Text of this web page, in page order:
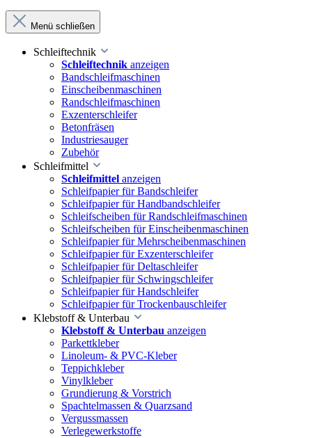
Menü schließen
Schleiftechnik
Schleiftechnik anzeigen
Bandschleifmaschinen
Einscheibenmaschinen
Randschleifmaschinen
Exzenterschleifer
Betonfräsen
Industriesauger
Zubehör
Schleifmittel
Schleifmittel anzeigen
Schleifpapier für Bandschleifer
Schleifpapier für Handbandschleifer
Schleifscheiben für Randschleifmaschinen
Schleifscheiben für Einscheibenmaschinen
Schleifpapier für Mehrscheibenmaschinen
Schleifpapier für Exzenterschleifer
Schleifpapier für Deltaschleifer
Schleifpapier für Schwingschleifer
Schleifpapier für Handschleifer
Schleifpapier für Trockenbauschleifer
Klebstoff & Unterbau
Klebstoff & Unterbau anzeigen
Parkettkleber
Linoleum- & PVC-Kleber
Teppichkleber
Vinylkleber
Grundierung & Vorstrich
Spachtelmassen & Quarzsand
Vergussmassen
Verlegewerkstoffe